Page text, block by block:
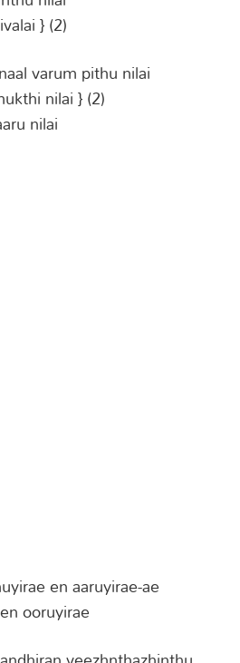
} (2)
varum pithu nilai
nilai } (2)
nilai
en aaruyirae-ae
ooruyirae